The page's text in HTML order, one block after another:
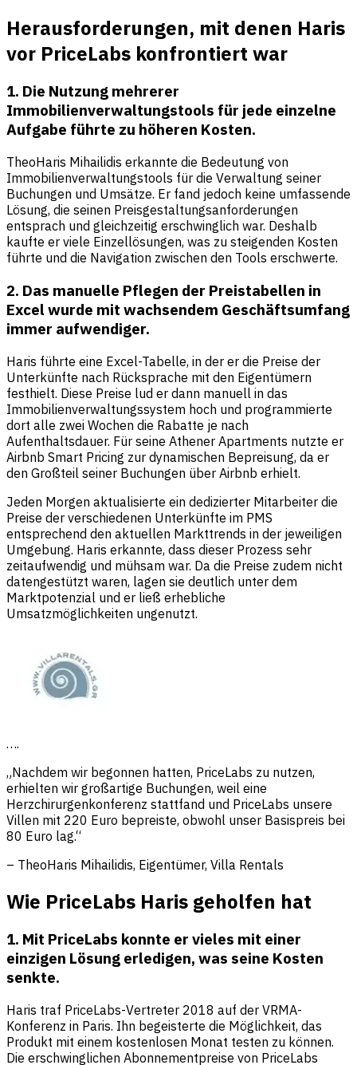
Herausforderungen, mit denen Haris
vor PriceLabs konfrontiert war
1. Die Nutzung mehrerer
Immobilienverwaltungstools für jede einzelne
Aufgabe führte zu höheren Kosten.
TheoHaris Mihailidis erkannte die Bedeutung von
Immobilienverwaltungstools für die Verwaltung seiner
Buchungen und Umsätze. Er fand jedoch keine umfassende
Lösung, die seinen Preisgestaltungsanforderungen
entsprach und gleichzeitig erschwinglich war. Deshalb
kaufte er viele Einzellösungen, was zu steigenden Kosten
führte und die Navigation zwischen den Tools erschwerte.
2. Das manuelle Pflegen der Preistabellen in
Excel wurde mit wachsendem Geschäftsumfang
immer aufwendiger.
Haris führte eine Excel-Tabelle, in der er die Preise der
Unterkünfte nach Rücksprache mit den Eigentümern
festhielt. Diese Preise lud er dann manuell in das
Immobilienverwaltungssystem hoch und programmierte
dort alle zwei Wochen die Rabatte je nach
Aufenthaltsdauer. Für seine Athener Apartments nutzte er
Airbnb Smart Pricing zur dynamischen Bepreisung, da er
den Großteil seiner Buchungen über Airbnb erhielt.
Jeden Morgen aktualisierte ein dedizierter Mitarbeiter die
Preise der verschiedenen Unterkünfte im PMS
entsprechend den aktuellen Markttrends in der jeweiligen
Umgebung. Haris erkannte, dass dieser Prozess sehr
zeitaufwendig und mühsam war. Da die Preise zudem nicht
datengestützt waren, lagen sie deutlich unter dem
Marktpotenzial und er ließ erhebliche
Umsatzmöglichkeiten ungenutzt.
….
„Nachdem wir begonnen hatten, PriceLabs zu nutzen,
erhielten wir großartige Buchungen, weil eine
Herzchirurgenkonferenz stattfand und PriceLabs unsere
Villen mit 220 Euro bepreiste, obwohl unser Basispreis bei
80 Euro lag.“
– TheoHaris Mihailidis, Eigentümer, Villa Rentals
Wie PriceLabs Haris geholfen hat
1. Mit PriceLabs konnte er vieles mit einer
einzigen Lösung erledigen, was seine Kosten
senkte.
Haris traf PriceLabs-Vertreter 2018 auf der VRMA-
Konferenz in Paris. Ihn begeisterte die Möglichkeit, das
Produkt mit einem kostenlosen Monat testen zu können.
Die erschwinglichen Abonnementpreise von PriceLabs